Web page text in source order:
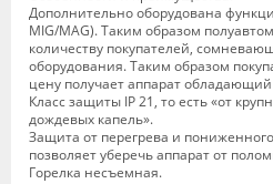
Дополнительно оборудована
MIG/MAG). Таким образом
количеству покупателей,
оборудования. Таким образом
цену получает аппарат
Класс защиты IP 21, то есть «от
дождевых капель».
Защита от перегрева и
позволяет уберечь аппарат от
Горелка несъемная.